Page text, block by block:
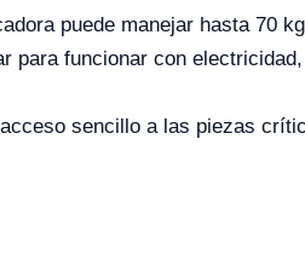
puede manejar hasta 70
para funcionar con
sencillo a las piezas